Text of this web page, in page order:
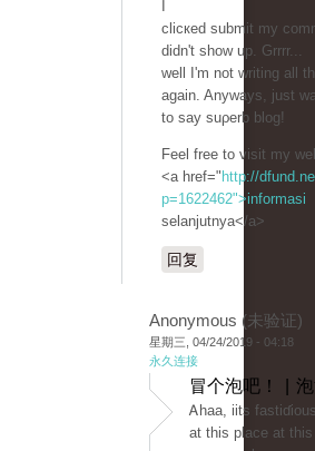
clicкed submit my
didn't show up. Grrrr...
well I'm not writing all
again. Anyways, just
to say suρerb blog!
Feel free to visit my
<a href=" http://
p=1622462">informasi
selanjutnya</a>
回复
Anonymous (未验证)
星期三, 04/24/2019 - 04:18
永久连接
冒个泡吧！ |
Ꭺhaa, iits
at this place at